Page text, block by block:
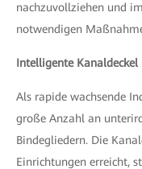
nachzuvollziehen und
notwendigen
Intelligente Kanaldeckel
Als rapide wachsende
große Anzahl an
Bindegliedern. Die
Einrichtungen erreicht,